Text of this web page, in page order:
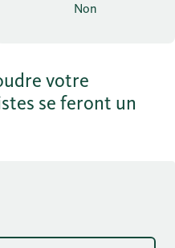
Non
votre
se feront un